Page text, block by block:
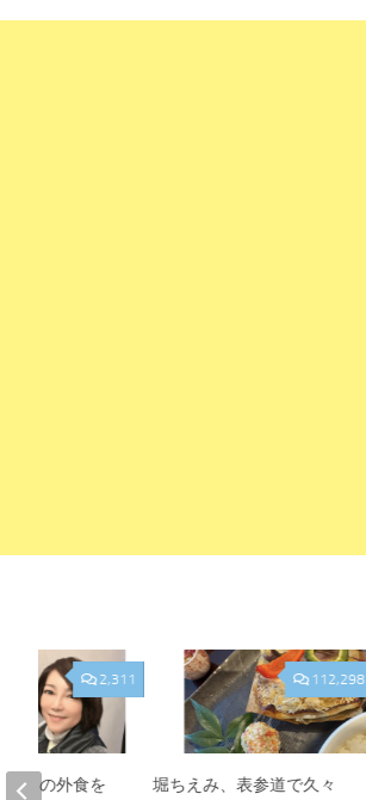
112,298
堀ちえみ、表参道で久々
2,311
夫との外食を